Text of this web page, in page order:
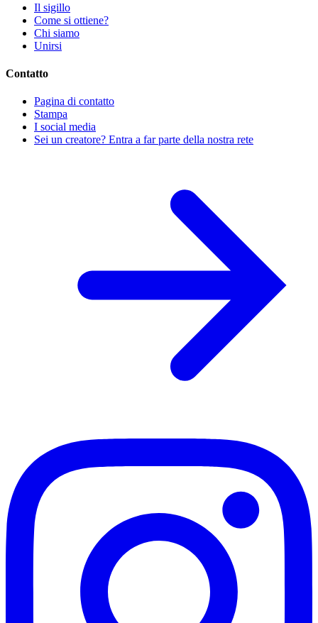
Il sigillo
Come si ottiene?
Chi siamo
Unirsi
Contatto
Pagina di contatto
Stampa
I social media
Sei un creatore? Entra a far parte della nostra rete